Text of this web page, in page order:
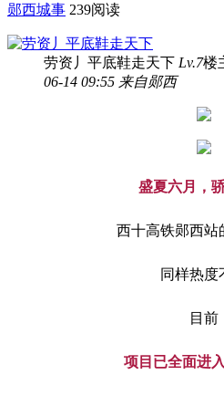
郧西城事 239阅读
劳资丿平底鞋走天下 Lv.7楼
06-14 09:55 来自郧西
盛夏六月，
西十高铁郧西站
同样热度
目前
项目已全面进